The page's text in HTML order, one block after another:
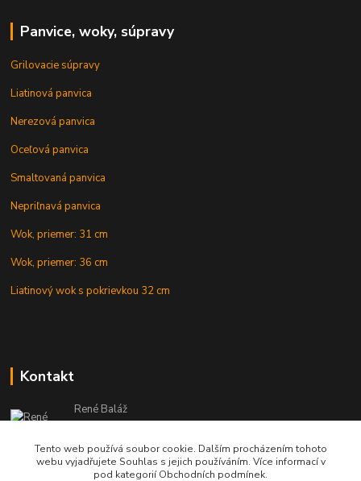
Panvice, woky, súpravy
Grilovacie súpravy
Liatinová panvica
Nerezová panvica
Oceľová panvica
Smaltovaná panvica
Nepriľnavá panvica
Wok, priemer: 31 cm
Wok, priemer: 36 cm
Liatinový wok s pokrievkou 32 cm
Kontakt
René Baláž
Eshop: +421 902 212 007
od 8:00 - do 16:00 hod
info@kotlikyshop.sk
Tento web používá soubor cookie. Dalším procházením tohoto
webu vyjadřujete Souhlas s jejich používáním. Více informací v
pod kategorií Obchodních podmínek.